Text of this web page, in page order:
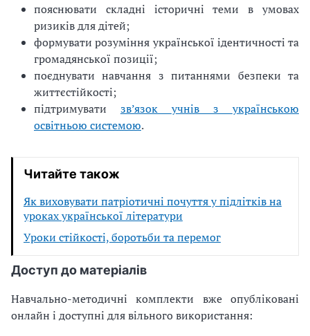
пояснювати складні історичні теми в умовах
ризиків для дітей;
формувати розуміння української ідентичності та
громадянської позиції;
поєднувати навчання з питаннями безпеки та
життєстійкості;
підтримувати зв’язок учнів з українською
освітньою системою.
Читайте також
Як виховувати патріотичні почуття у підлітків на
уроках української літератури
Уроки стійкості, боротьби та перемог
Доступ до матеріалів
Навчально-методичні комплекти вже опубліковані
онлайн і доступні для вільного використання: